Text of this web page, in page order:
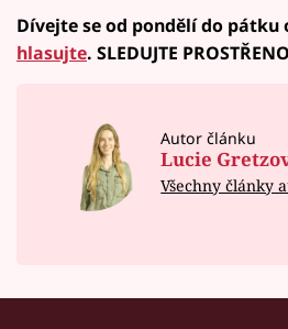
Dívejte se od pondělí do pátku
hlasujte. SLEDUJTE PROSTŘENO
Autor článku
Lucie
Všechny články